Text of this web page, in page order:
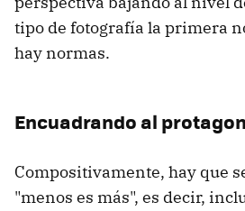
tipo de fotografía la primera
hay normas.
Encuadrando al
Compositivamente, hay que
"menos es más", es decir,